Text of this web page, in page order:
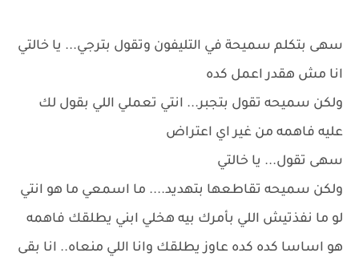
سهى بتكلم سميحة في التليفون وتقول بترجي... يا خالتي
انا مش هقدر اعمل كده
ولكن سميحه تقول بتجبر... انتي تعملي اللي بقول لك
عليه فاهمه من غير اي اعتراض
سهى تقول... يا خالتي
ولكن سميحه تقاطعها بتهديد.... ما اسمعي ما هو انتي
لو ما نفذتيش اللي بأمرك بيه هخلي ابني يطلقك فاهمه
هو اساسا كده كده عاوز يطلقك وانا اللي منعاه.. انا بقى